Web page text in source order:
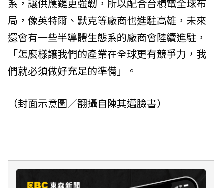
系，讓供應鏈更強韌，所以配合台積電全球布
局，像英特爾、默克等廠商也進駐高雄，未來
還會有一些半導體生態系的廠商會陸續進駐，
「怎麼樣讓我們的產業在全球更有競爭力，我
們就必須做好充足的準備」。
（封面示意圖／翻攝自陳其邁臉書）